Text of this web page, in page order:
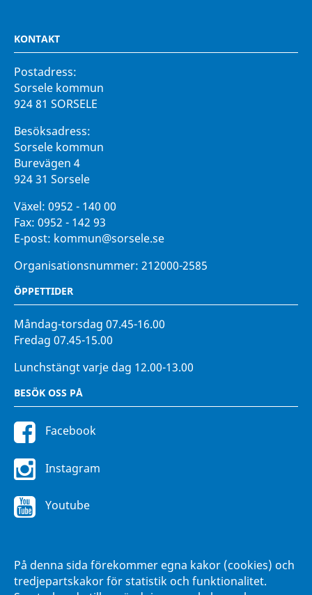
På denna sida förekommer egna kakor (cookies) och
tredjepartskakor för statistik och funktionalitet.
KONTAKT
Postadress:
Sorsele kommun
924 81 SORSELE
Besöksadress:
Sorsele kommun
Burevägen 4
924 31 Sorsele
Växel: 0952 - 140 00
Fax: 0952 - 142 93
E-post: kommun@sorsele.se
Organisationsnummer: 212000-2585
ÖPPETTIDER
Måndag-torsdag 07.45-16.00
Fredag 07.45-15.00
Lunchstängt varje dag 12.00-13.00
BESÖK OSS PÅ
Facebook
Instagram
Youtube
Intranätet Hänna